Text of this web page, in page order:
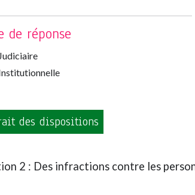
de réponse
Judiciaire
des dispositions
2 : Des infractions contre les